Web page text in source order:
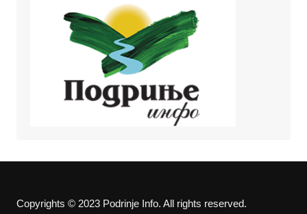
Copyrights © 2023 Podrinje Info. All rights reserved.